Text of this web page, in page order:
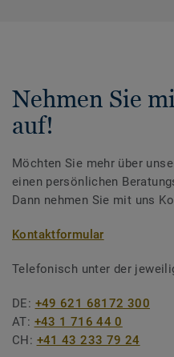
Nehmen Sie
auf!
Möchten Sie mehr über
einen persönlichen
Dann nehmen Sie mit uns
Kontaktformular
Telefonisch unter der
DE: +49 621 68172 300
AT: +43 1 716 44 0
CH: +41 43 233 79 24